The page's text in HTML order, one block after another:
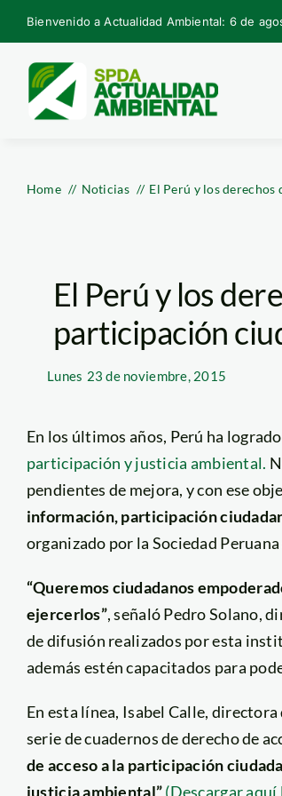
Skip
to
content
Bienvenido a Actualidad Ambiental: 6 de
Home Noticias El Perú y los
El Perú y los
participación
Lunes 23 de noviembre, 2015
En los últimos años, Perú ha
participación y justicia ambiental.
pendientes de mejora, y con ese
información, participación
organizado por la Sociedad
“Queremos ciudadanos
ejercerlos”, señaló Pedro Solano,
de difusión realizados por esta
además estén capacitados para
En esta línea, Isabel Calle,
serie de cuadernos de derecho de
de acceso a la participación
justicia ambiental”(Descargar aquí